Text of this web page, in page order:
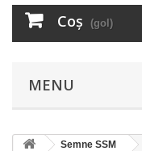
Coş (gol)
MENU
Semne SSM